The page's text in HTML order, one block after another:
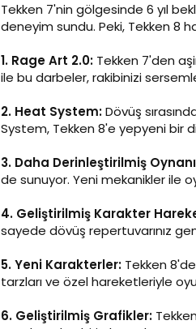
Tekken 7'nin gölgesinde 6 yıl
deneyim sundu. Peki, Tekken 8
1. Rage Art 2.0: Tekken 7'den
ile bu darbeler, rakibinizi
2. Heat System:Dövüş
System, Tekken 8'e yepyeni bir
3. Daha Derinleştirilmiş
de sunuyor. Yeni mekanikler ile
4. Geliştirilmiş Karakter
sayede dövüş repertuvarınız
5. Yeni Karakterler: Tekken
tarzları ve özel hareketleriyle
6. Geliştirilmiş Grafikler: